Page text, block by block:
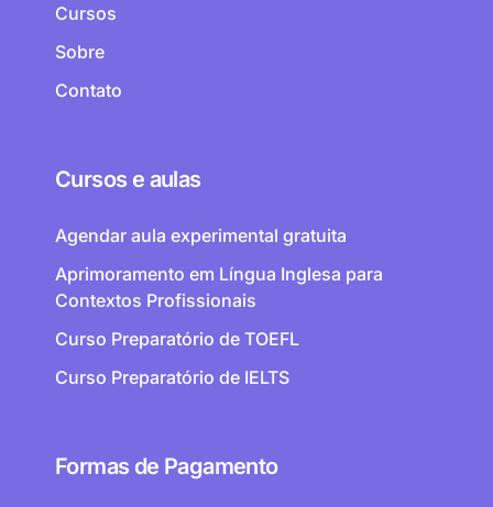
Cursos
Sobre
Contato
Cursos e aulas
Agendar aula experimental gratuita
Aprimoramento em Língua Inglesa para
Contextos Profissionais
Curso Preparatório de TOEFL
Curso Preparatório de IELTS
Formas de Pagamento